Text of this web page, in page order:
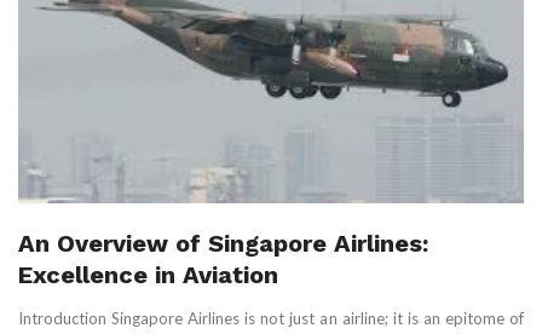
An Overview of Singapore Airlines:
Excellence in Aviation
Introduction Singapore Airlines is not just an airline; it is an epitome of